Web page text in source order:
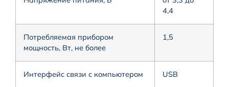
4,4
Потребляемая прибором
мощность, Вт, не более
1,5
Интерфейс связи с компьютером USB